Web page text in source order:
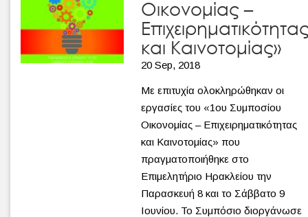
Οικονομίας –
και Καινοτομίας»
20 Sep, 2018
Με επιτυχία ολοκληρώθηκαν οι
εργασίες του «1ου Συμποσίου
Οικονομίας – Επιχειρηματικότητας
και Καινοτομίας» που
πραγματοποιήθηκε στο
Επιμελητήριο Ηρακλείου την
Παρασκευή 8 και το Σάββατο 9
Ιουνίου. Το Συμπόσιο διοργάνωσε